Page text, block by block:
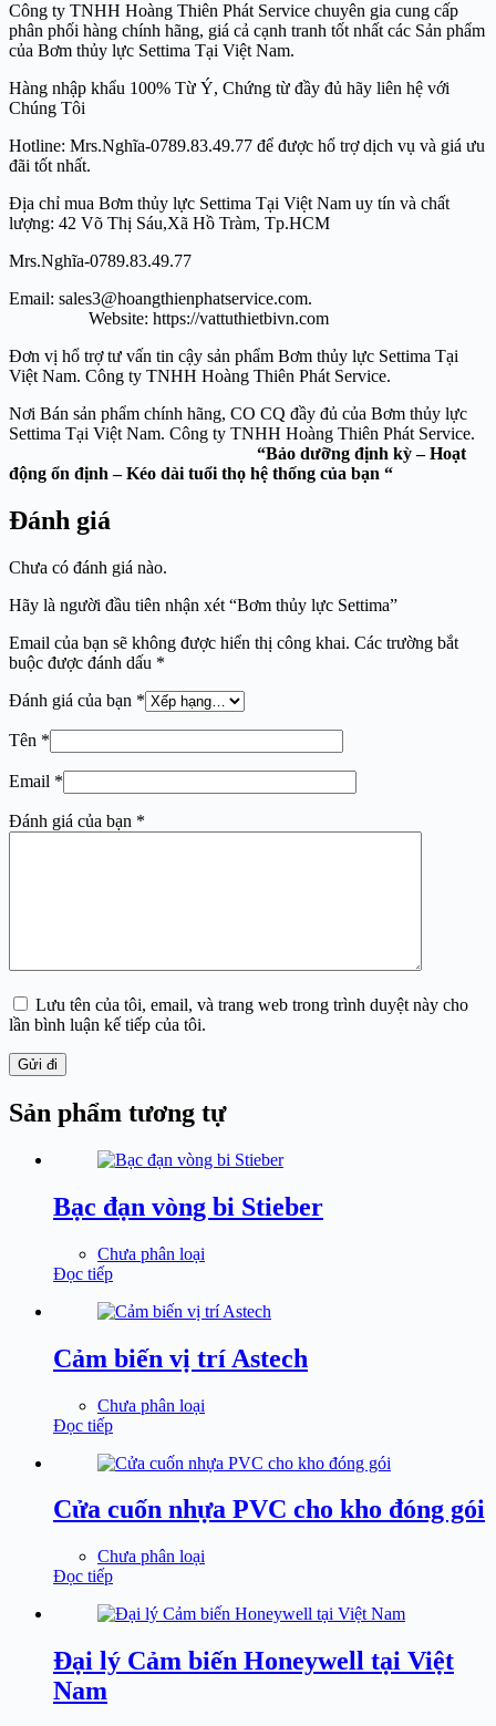
Công ty TNHH Hoàng Thiên Phát Service chuyên gia cung cấp
phân phối hàng chính hãng, giá cả cạnh tranh tốt nhất các Sản phẩm
của Bơm thủy lực Settima Tại Việt Nam.
Hàng nhập khẩu 100% Từ Ý, Chứng từ đầy đủ hãy liên hệ với
Chúng Tôi
Hotline: Mrs.Nghĩa-0789.83.49.77 để được hổ trợ dịch vụ và giá ưu
đãi tốt nhất.
Địa chỉ mua Bơm thủy lực Settima Tại Việt Nam uy tín và chất
lượng: 42 Võ Thị Sáu,Xã Hồ Tràm, Tp.HCM
Mrs.Nghĩa-0789.83.49.77
Email: sales3@hoangthienphatservice.com.
Website: https://vattuthietbivn.com
Đơn vị hổ trợ tư vấn tin cậy sản phẩm Bơm thủy lực Settima Tại
Việt Nam. Công ty TNHH Hoàng Thiên Phát Service.
Nơi Bán sản phẩm chính hãng, CO CQ đầy đủ của Bơm thủy lực
Settima Tại Việt Nam. Công ty TNHH Hoàng Thiên Phát Service.
“Bảo dưỡng định kỳ – Hoạt
động ổn định – Kéo dài tuổi thọ hệ thống của bạn “
Đánh giá
Chưa có đánh giá nào.
Hãy là người đầu tiên nhận xét “Bơm thủy lực Settima”
Email của bạn sẽ không được hiển thị công khai. Các trường bắt
buộc được đánh dấu *
Đánh giá của bạn *
Tên *
Email *
Đánh giá của bạn *
Lưu tên của tôi, email, và trang web trong trình duyệt này cho
lần bình luận kế tiếp của tôi.
Gửi đi
Sản phẩm tương tự
Bạc đạn vòng bi Stieber
Chưa phân loại
Đọc tiếp
Cảm biến vị trí Astech
Chưa phân loại
Đọc tiếp
Cửa cuốn nhựa PVC cho kho đóng gói
Chưa phân loại
Đọc tiếp
Đại lý Cảm biến Honeywell tại Việt
Nam